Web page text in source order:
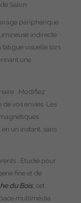
Salon
périphérique
indirecte
fatigue visuelle lors
une
: Modifiez
vos envies. Les
un instant, sans
: Étudié pour
fine et de
du Bois, cet
multimédia